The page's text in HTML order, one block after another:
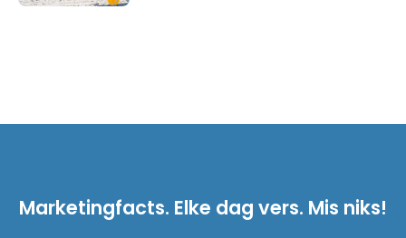
Marketingfacts. Elke dag vers. Mis niks!